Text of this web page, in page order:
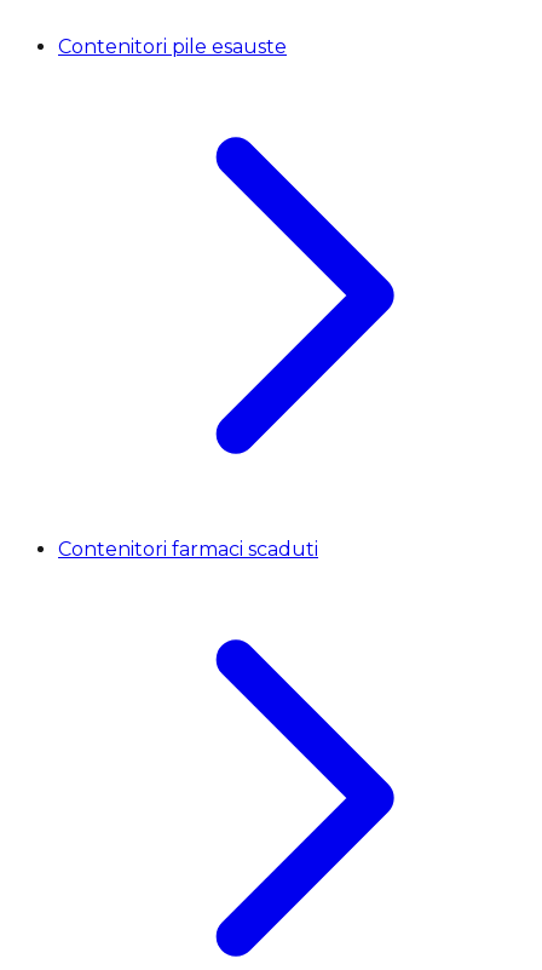
Contenitori pile esauste
Contenitori farmaci scaduti